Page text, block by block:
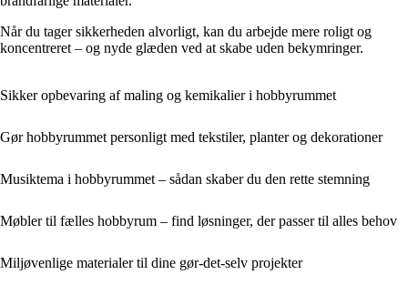
Når du tager sikkerheden alvorligt, kan du arbejde mere roligt og
koncentreret – og nyde glæden ved at skabe uden bekymringer.
Sikker opbevaring af maling og kemikalier i hobbyrummet
Gør hobbyrummet personligt med tekstiler, planter og dekorationer
Musiktema i hobbyrummet – sådan skaber du den rette stemning
Møbler til fælles hobbyrum – find løsninger, der passer til alles behov
Miljøvenlige materialer til dine gør-det-selv projekter